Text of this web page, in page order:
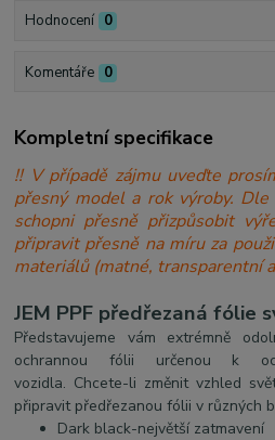
Hodnocení 0
Komentáře 0
Kompletní specifikace
!! V případě zájmu uveďte
přesný model a rok výroby. Dle
schopni přesně přizpůsobit
připravit přesně na míru za
materiálů (matné, transparentní
JEM PPF předřezaná fólie
Představujeme vám extrémně
ochrannou fólii určenou k
vozidla. Chcete-li změnit vzhled
připravit předřezanou fólii v různých
Dark black-největší zatmavení